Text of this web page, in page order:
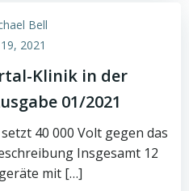
Bell
2021
Klinik in der
01/2021
40 000 Volt gegen das
Insgesamt 12
mit […]